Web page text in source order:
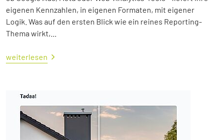
eigenen Kennzahlen, in eigenen Formaten, mit eigener
Logik. Was auf den ersten Blick wie ein reines Reporting-
Thema wirkt,...
weiterlesen